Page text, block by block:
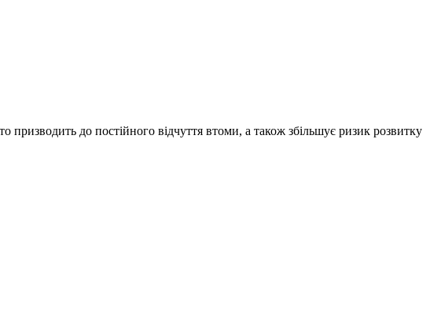
призводить до постійного відчуття втоми, а також збільшує ризик розвитку